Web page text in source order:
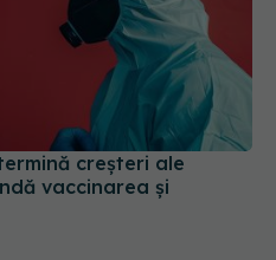
creșteri ale
vaccinarea și